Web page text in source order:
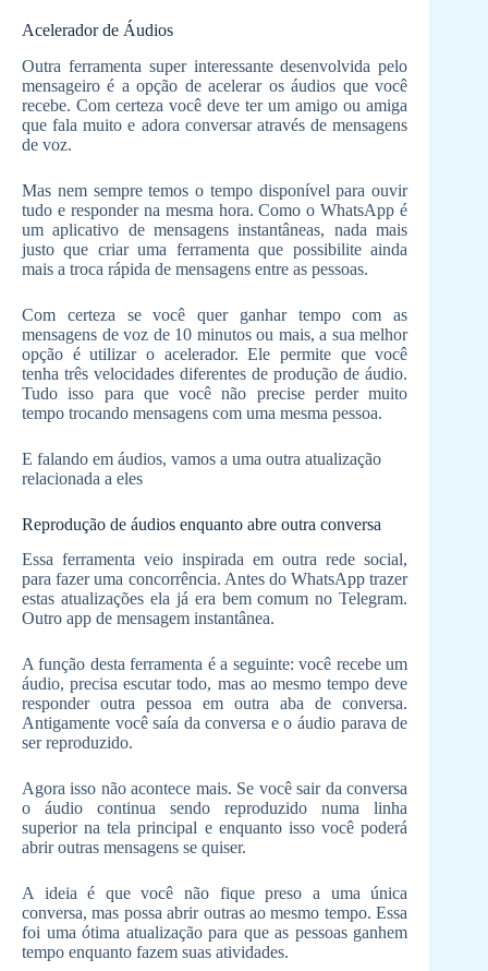
Acelerador de Áudios
Outra ferramenta super interessante desenvolvida pelo
mensageiro é a opção de acelerar os áudios que você
recebe. Com certeza você deve ter um amigo ou amiga
que fala muito e adora conversar através de mensagens
de voz.
Mas nem sempre temos o tempo disponível para ouvir
tudo e responder na mesma hora. Como o WhatsApp é
um aplicativo de mensagens instantâneas, nada mais
justo que criar uma ferramenta que possibilite ainda
mais a troca rápida de mensagens entre as pessoas.
Com certeza se você quer ganhar tempo com as
mensagens de voz de 10 minutos ou mais, a sua melhor
opção é utilizar o acelerador. Ele permite que você
tenha três velocidades diferentes de produção de áudio.
Tudo isso para que você não precise perder muito
tempo trocando mensagens com uma mesma pessoa.
E falando em áudios, vamos a uma outra atualização
relacionada a eles
Reprodução de áudios enquanto abre outra conversa
Essa ferramenta veio inspirada em outra rede social,
para fazer uma concorrência. Antes do WhatsApp trazer
estas atualizações ela já era bem comum no Telegram.
Outro app de mensagem instantânea.
A função desta ferramenta é a seguinte: você recebe um
áudio, precisa escutar todo, mas ao mesmo tempo deve
responder outra pessoa em outra aba de conversa.
Antigamente você saía da conversa e o áudio parava de
ser reproduzido.
Agora isso não acontece mais. Se você sair da conversa
o áudio continua sendo reproduzido numa linha
superior na tela principal e enquanto isso você poderá
abrir outras mensagens se quiser.
A ideia é que você não fique preso a uma única
conversa, mas possa abrir outras ao mesmo tempo. Essa
foi uma ótima atualização para que as pessoas ganhem
tempo enquanto fazem suas atividades.